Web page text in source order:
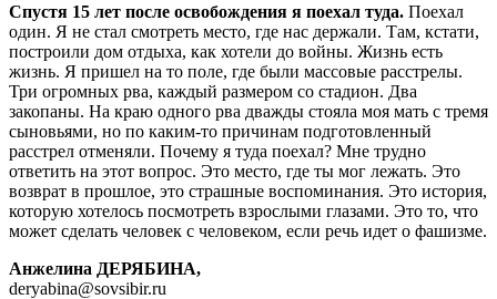
Спустя 15 лет после освобождения я поехал туда. Поехал
один. Я не стал смотреть место, где нас держали. Там, кстати,
построили дом отдыха, как хотели до войны. Жизнь есть
жизнь. Я пришел на то поле, где были массовые расстрелы.
Три огромных рва, каждый размером со стадион. Два
закопаны. На краю одного рва дважды стояла моя мать с тремя
сыновьями, но по каким-то причинам подготовленный
расстрел отменяли. Почему я туда поехал? Мне трудно
ответить на этот вопрос. Это место, где ты мог лежать. Это
возврат в прошлое, это страшные воспоминания. Это история,
которую хотелось посмотреть взрослыми глазами. Это то, что
может сделать человек с человеком, если речь идет о фашизме.
Анжелина ДЕРЯБИНА,
deryabina@sovsibir.ru